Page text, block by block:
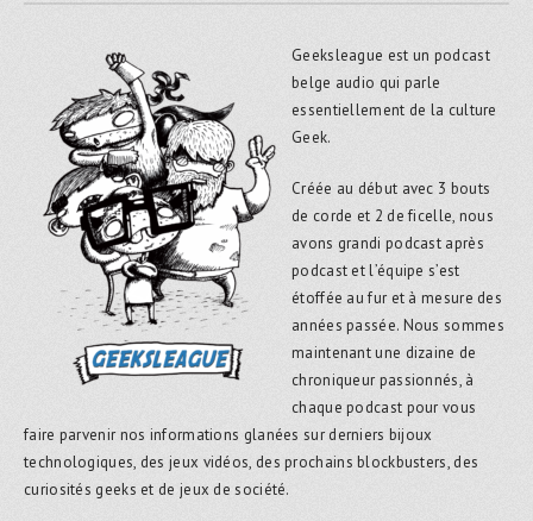
Geeksleague est un podcast
belge audio qui parle
essentiellement de la culture
Geek.
Créée au début avec 3 bouts
de corde et 2 de ficelle, nous
avons grandi podcast après
podcast et l’équipe s’est
étoffée au fur et à mesure des
années passée. Nous sommes
maintenant une dizaine de
chroniqueur passionnés, à
chaque podcast pour vous
faire parvenir nos informations glanées sur derniers bijoux
technologiques, des jeux vidéos, des prochains blockbusters, des
curiosités geeks et de jeux de société.